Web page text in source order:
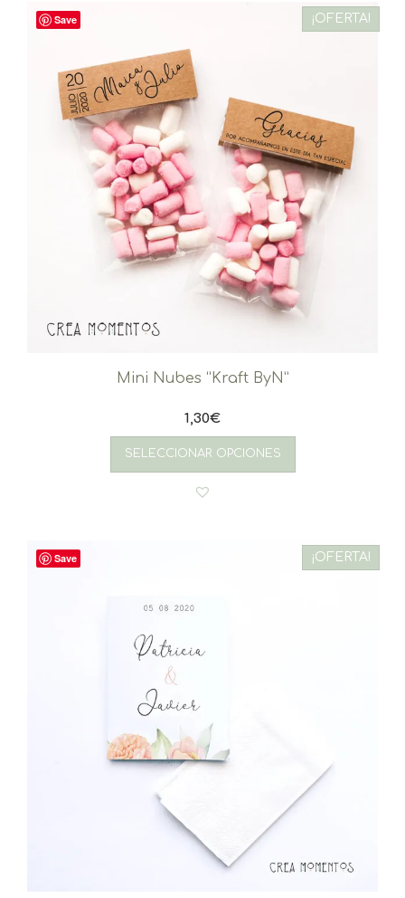
Save ¡OFERTA!
Mini Nubes “Kraft ByN”
1,30€
SELECCIONAR OPCIONES
Save ¡OFERTA!